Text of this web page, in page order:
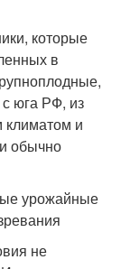
которые
в
юга РФ, из
климатом и
обычно
урожайные
не